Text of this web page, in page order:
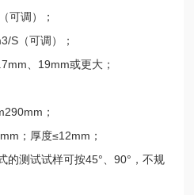
调）；
（可调）；
、19mm或更大；
；
；厚度≤12mm；
测试试样可按45°、90°，不规